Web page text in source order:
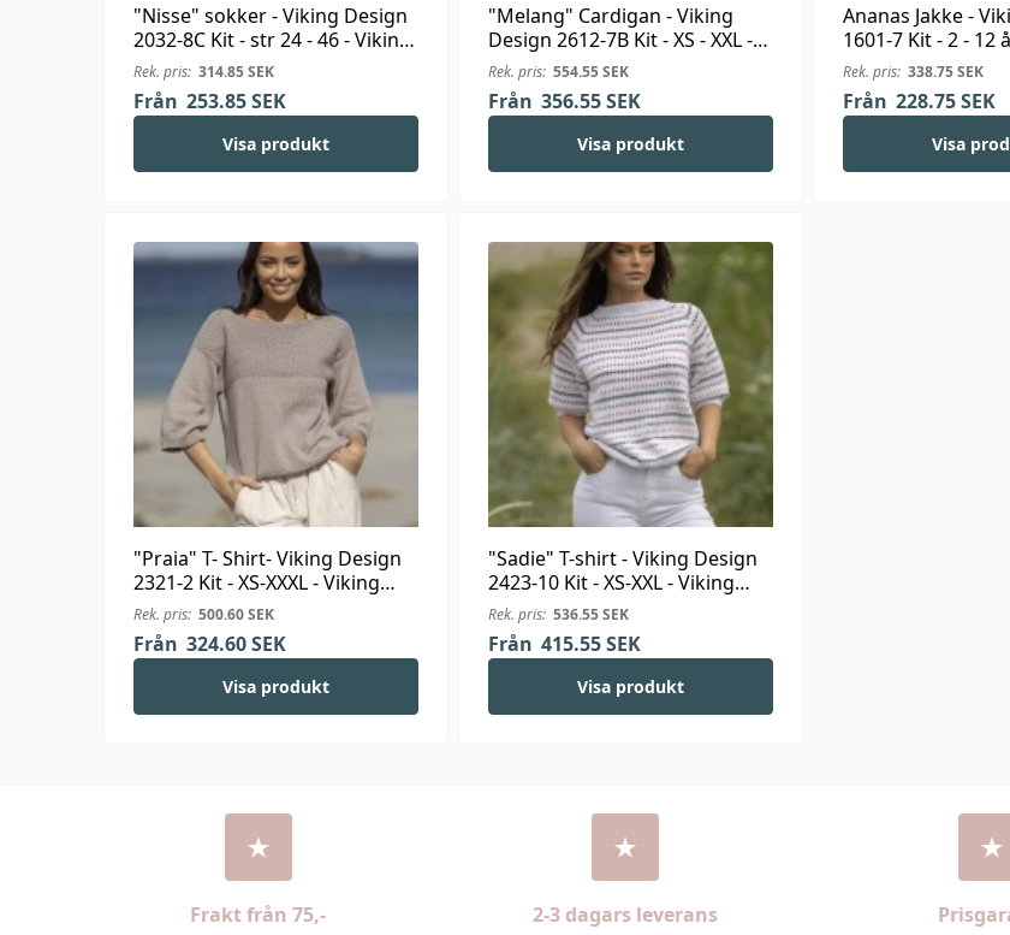
"Nisse" sokker - Viking Design
2032-8C Kit - str 24 - 46 - Viking
Alpaca Storm
Rek. pris: 314.85SEK
Från 253.85SEK
Visa produkt
"Melang" Cardigan - Viking
Design 2612-7B Kit - XS - XXL -
Viking Bambino
Rek. pris: 554.55SEK
Från 356.55SEK
Visa produkt
Ananas Jakke -
1601-7 Kit - 2 - 12
Bjørk
Rek. pris: 338.75SEK
Från 228.75SEK
Visa
"Praia" T- Shirt- Viking Design
2321-2 Kit - XS-XXXL - Viking
Bjørk
Rek. pris: 500.60SEK
Från 324.60SEK
Visa produkt
"Sadie" T-shirt - Viking Design
2423-10 Kit - XS-XXL - Viking
Linus
Rek. pris: 536.55SEK
Från 415.55SEK
Visa produkt
Frakt från 75,- 2-3 dagars leverans